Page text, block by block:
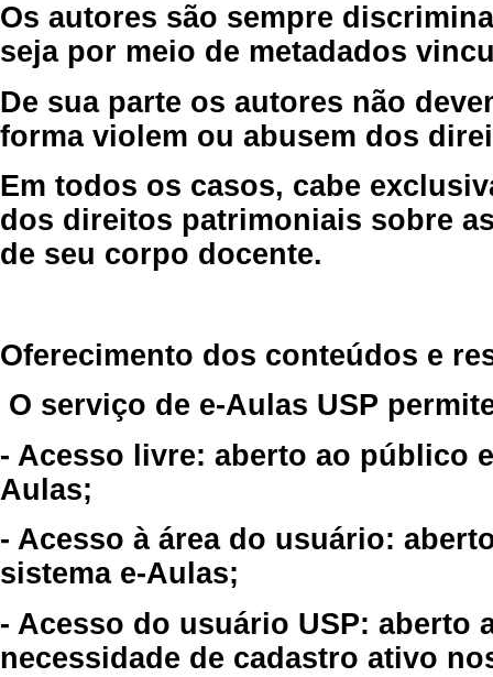
Os autores são sempre
seja por meio de metadados
De sua parte os autores não
forma violem ou abusem dos
Em todos os casos, cabe
dos direitos patrimoniais sobre
de seu corpo docente.
Oferecimento dos conteúdos e
O serviço de e-Aulas USP
- Acesso livre: aberto ao público
Aulas;
- Acesso à área do usuário:
sistema e-Aulas;
- Acesso do usuário USP: aberto
necessidade de cadastro ativo